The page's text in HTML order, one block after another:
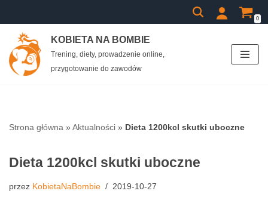
Przejdź
do
treści
0
KOBIETA NA BOMBIE
Trening, diety, prowadzenie online,
przygotowanie do zawodów
Strona główna »Aktualności » Dieta 1200kcl skutki uboczne
Dieta 1200kcl skutki uboczne
przez KobietaNaBombie 2019-10-27